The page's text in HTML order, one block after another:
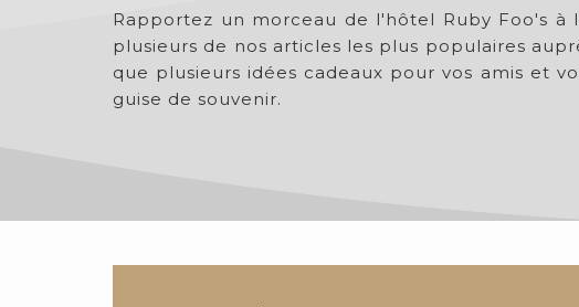
Rapportez un morceau de l'hôtel Ruby Foo's
plusieurs de nos articles les plus populaires
que plusieurs idées cadeaux pour vos amis et
guise de souvenir.